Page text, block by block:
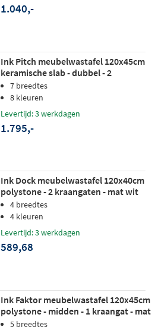
1.040,-
Ink Pitch meubelwastafel 120x45cm
keramische slab - dubbel - 2
kraangaten - travertin mat
7 breedtes
8 kleuren
Levertijd: 3 werkdagen
1.795,-
Ink Dock meubelwastafel 120x40cm
polystone - 2 kraangaten - mat wit
4 breedtes
4 kleuren
Levertijd: 3 werkdagen
589,68
Ink Faktor meubelwastafel 120x45cm
polystone - midden - 1 kraangat - mat
wit5 breedtes